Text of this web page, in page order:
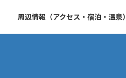
周辺情報（アクセス・宿泊・温泉）